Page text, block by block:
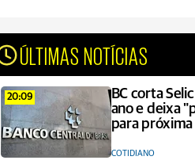
ÚLTIMAS NOTÍCIAS
20:09
BC corta
ano e deixa
para próxima
COTIDIANO